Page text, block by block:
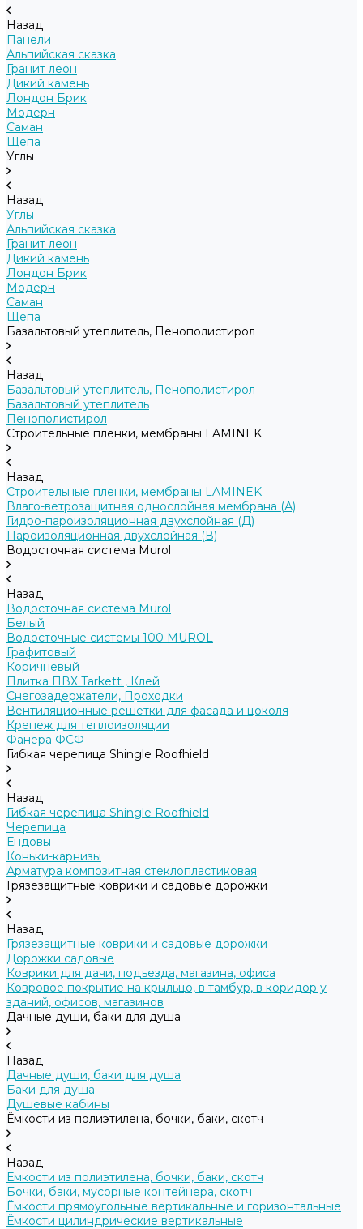
Назад
Панели
Альпийская сказка
Гранит леон
Дикий камень
Лондон Брик
Модерн
Саман
Щепа
Углы
Назад
Углы
Альпийская сказка
Гранит леон
Дикий камень
Лондон Брик
Модерн
Саман
Щепа
Базальтовый утеплитель, Пенополистирол
Назад
Базальтовый утеплитель, Пенополистирол
Базальтовый утеплитель
Пенополистирол
Строительные пленки, мембраны LAMINEK
Назад
Строительные пленки, мембраны LAMINEK
Влаго-ветрозащитная однослойная мембрана (А)
Гидро-пароизоляционная двухслойная (Д)
Пароизоляционная двухслойная (В)
Водосточная система Murol
Назад
Водосточная система Murol
Белый
Водосточные системы 100 MUROL
Графитовый
Коричневый
Плитка ПВХ Tarkett , Клей
Снегозадержатели, Проходки
Вентиляционные решётки для фасада и цоколя
Крепеж для теплоизоляции
Фанера ФСФ
Гибкая черепица Shingle Roofhield
Назад
Гибкая черепица Shingle Roofhield
Черепица
Ендовы
Коньки-карнизы
Арматура композитная стеклопластиковая
Грязезащитные коврики и садовые дорожки
Назад
Грязезащитные коврики и садовые дорожки
Дорожки садовые
Коврики для дачи, подъезда, магазина, офиса
Ковровое покрытие на крыльцо, в тамбур, в коридор у
зданий, офисов, магазинов
Дачные души, баки для душа
Назад
Дачные души, баки для душа
Баки для душа
Душевые кабины
Ёмкости из полиэтилена, бочки, баки, скотч
Назад
Ёмкости из полиэтилена, бочки, баки, скотч
Бочки, баки, мусорные контейнера, скотч
Ёмкости прямоугольные вертикальные и горизонтальные
Ёмкости цилиндрические вертикальные